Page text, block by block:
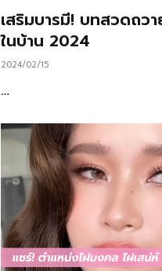
เสริมบารมี! บทสวดถว
ในบ้าน 2024
2024/02/15
…